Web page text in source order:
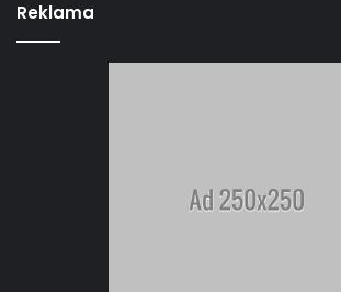
Reklama